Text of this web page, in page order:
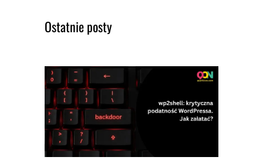
Ostatnie posty